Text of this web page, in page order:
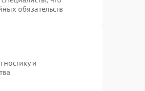
обязательств
и